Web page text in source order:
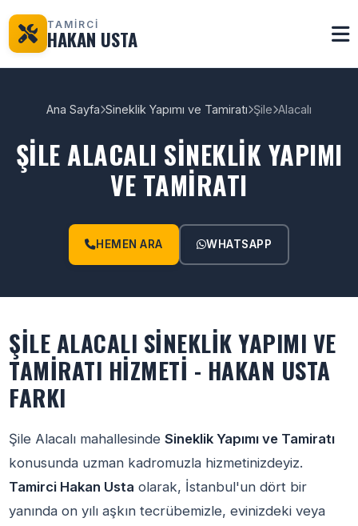
TAMİRCİ
HAKAN USTA
Ana Sayfa Sineklik Yapımı ve Tamiratı Şile Alacalı
ŞILE ALACALI SINEKLIK YAPIMI
VE TAMIRATI
HEMEN ARA WHATSAPP
ŞILE ALACALI SINEKLIK YAPIMI VE
TAMIRATI HIZMETI - HAKAN USTA
FARKI
Şile Alacalı mahallesindeSineklik Yapımı ve Tamiratı
konusunda uzman kadromuzla hizmetinizdeyiz.
Tamirci Hakan Usta olarak, İstanbul'un dört bir
yanında on yılı aşkın tecrübemizle, evinizdeki veya